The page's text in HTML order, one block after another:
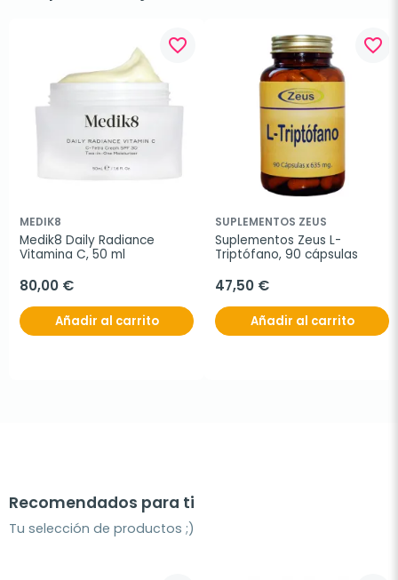
favorite_border
MEDIK8
Medik8 Daily Radiance
Vitamina C, 50 ml
80,00 €
Añadir al carrito
favorite_border
SUPLEMENTOS ZEUS
Suplementos Zeus L-
Triptófano, 90 cápsulas
47,50 €
Añadir al carrito
Recomendados para ti
Tu selección de productos ;)